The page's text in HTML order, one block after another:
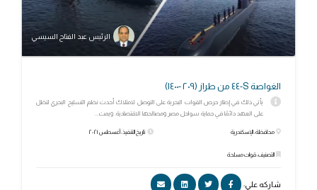
الرئيس عبد الفتاح السيسي
‏الغواصة S-٤٤ من طراز (٢٠٩ -١٤٠٠)
‏يأتي ذلك في إطار حرص القوات البحرية على التوصل لامتلاك أحدث نظم ‏التسليح البحري لتظل
على العهد دائمًا في حماية سواحل مصر ومصالحها الاقتصادية. ويمث...
محافظة: الإسكندرية
التصنيف: قوات مسلحة
تاريخ التنفيذ: أغسطس ٢٠٢١
شاركه علي: